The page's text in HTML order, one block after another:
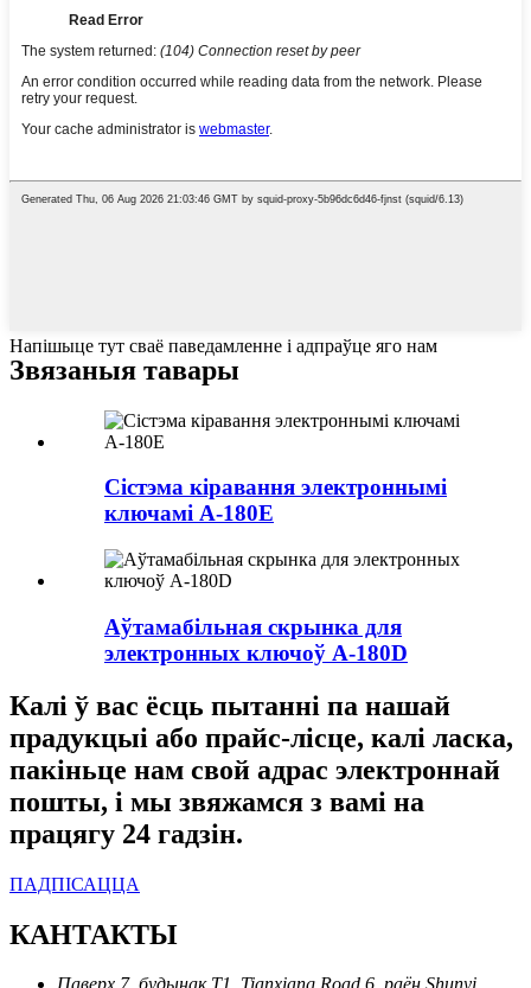
Напішыце тут сваё паведамленне і адпраўце яго нам
Звязаныя тавары
Сістэма кіравання электроннымі
ключамі A-180E
Аўтамабільная скрынка для
электронных ключоў A-180D
Калі ў вас ёсць пытанні па нашай
прадукцыі або прайс-лісце, калі ласка,
пакіньце нам свой адрас электроннай
пошты, і мы звяжамся з вамі на
працягу 24 гадзін.
ПАДПІСАЦЦА
КАНТАКТЫ